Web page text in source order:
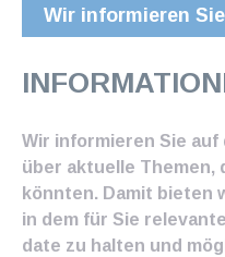
Wir informieren
Wir informieren Sie
über aktuelle Themen,
könnten. Damit bieten
in dem für Sie
date zu halten und